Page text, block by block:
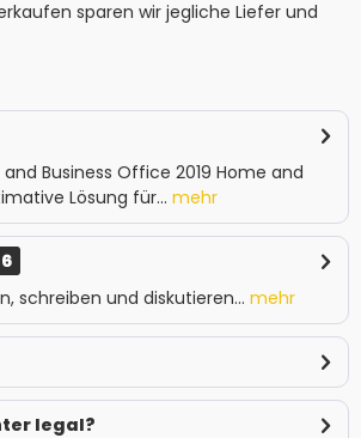
sparen wir jegliche Liefer und
Business Office 2019 Home and
Lösung für... mehr
6
schreiben und diskutieren... mehr
legal?